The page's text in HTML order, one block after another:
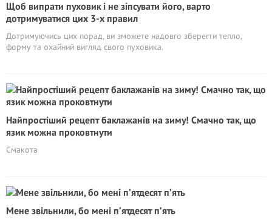
Щоб випрати пуховик і не зіпсувати його, варто
дотримуватися цих 3-х правил
Дотримуючись цих порад, ви зможете надовго зберегти тепло,
форму та охайний вигляд свого пуховика.
Найпростіший рецепт баклажанів на зиму! Смачно так, що
язик можна проковтнути
Смакота
Мене звільнили, бо мені п’ятдесят п’ять